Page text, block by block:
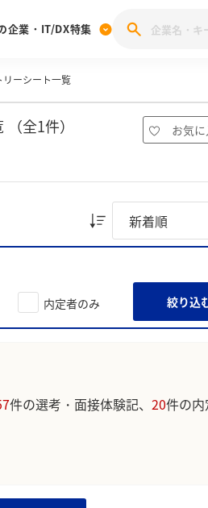
選考体験記投稿キャンペーン
DX企業就職ブランド調査
企業・IT/DX特集
リーシート一覧
全1件） お気に
内定者のみ 絞り込
件の選考・面接体験記、 20件の内